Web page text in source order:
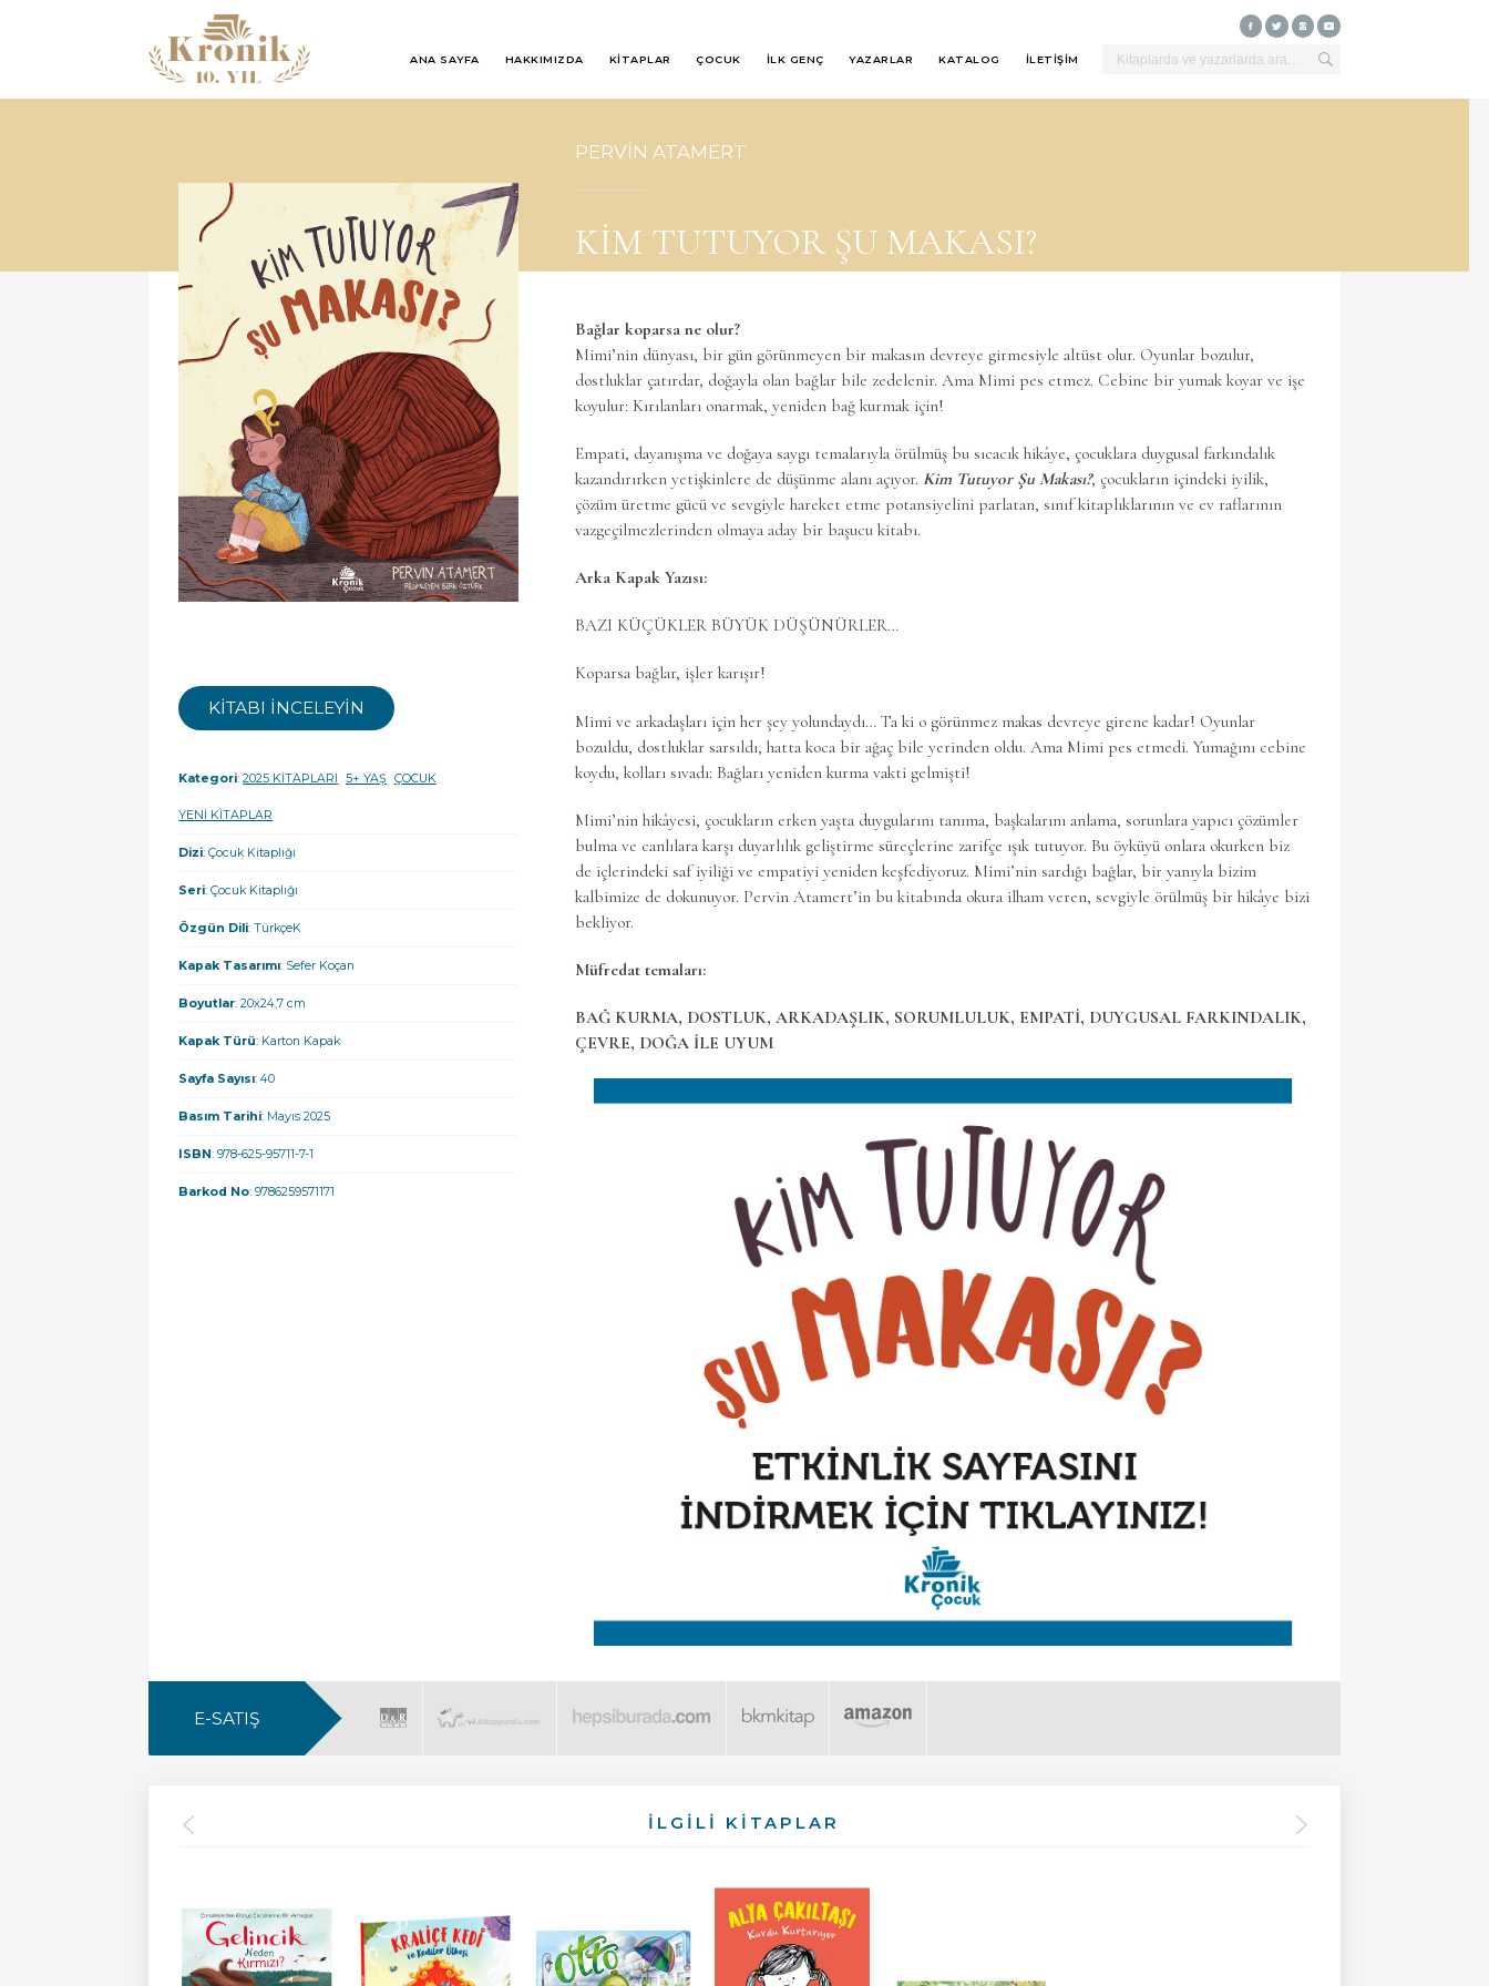
ANA SAYFA HAKKIMIZDA KİTAPLAR ÇOCUK İLK GENÇ YAZARLAR KATALOG İLETİŞİM
PERVİN ATAMERT
KİM TUTUYOR ŞU MAKASI?
Bağlar koparsa ne olur?
Mimi’nin dünyası, bir gün görünmeyen bir makasın devreye girmesiyle altüst olur. Oyunlar bozulur,
dostluklar çatırdar, doğayla olan bağlar bile zedelenir. Ama Mimi pes etmez. Cebine bir yumak koyar ve işe
koyulur: Kırılanları onarmak, yeniden bağ kurmak için!
Empati, dayanışma ve doğaya saygı temalarıyla örülmüş bu sıcacık hikâye, çocuklara duygusal farkındalık
kazandırırken yetişkinlere de düşünme alanı açıyor. Kim Tutuyor Şu Makası?, çocukların içindeki iyilik,
çözüm üretme gücü ve sevgiyle hareket etme potansiyelini parlatan, sınıf kitaplıklarının ve ev raflarının
vazgeçilmezlerinden olmaya aday bir başucu kitabı.
Arka Kapak Yazısı:
BAZI KÜÇÜKLER BÜYÜK DÜŞÜNÜRLER…
Koparsa bağlar, işler karışır!
Mimi ve arkadaşları için her şey yolundaydı… Ta ki o görünmez makas devreye girene kadar! Oyunlar
bozuldu, dostluklar sarsıldı, hatta koca bir ağaç bile yerinden oldu. Ama Mimi pes etmedi. Yumağını cebine
koydu, kolları sıvadı: Bağları yeniden kurma vakti gelmişti!
Mimi’nin hikâyesi, çocukların erken yaşta duygularını tanıma, başkalarını anlama, sorunlara yapıcı çözümler
bulma ve canlılara karşı duyarlılık geliştirme süreçlerine zarifçe ışık tutuyor. Bu öyküyü onlara okurken biz
de içlerindeki saf iyiliği ve empatiyi yeniden keşfediyoruz. Mimi’nin sardığı bağlar, bir yanıyla bizim
kalbimize de dokunuyor. Pervin Atamert’in bu kitabında okura ilham veren, sevgiyle örülmüş bir hikâye bizi
bekliyor.
Müfredat temaları:
BAĞ KURMA, DOSTLUK, ARKADAŞLIK, SORUMLULUK, EMPATİ, DUYGUSAL FARKINDALIK,
ÇEVRE, DOĞA İLE UYUM
KİTABI İNCELEYİN
Kategori:2025 KİTAPLARI 5+ YAŞ ÇOCUK
YENİ KİTAPLAR
Dizi: Çocuk Kitaplığı
Seri: Çocuk Kitaplığı
Özgün Dili: TürkçeK
Kapak Tasarımı: Sefer Koçan
Boyutlar: 20x24,7 cm
Kapak Türü: Karton Kapak
Sayfa Sayısı: 40
Basım Tarihi: Mayıs 2025
ISBN: 978-625-95711-7-1
Barkod No: 9786259571171
E-SATIŞ
İLGİLİ KİTAPLAR